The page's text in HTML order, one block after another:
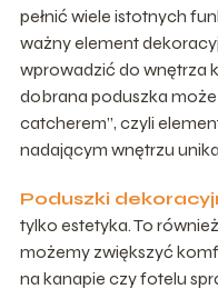
pełnić wiele istotnych
ważny element
wprowadzić do wnętrza
dobrana poduszka
catcherem”, czyli
nadającym wnętrzu
Poduszki
tylko estetyka. To
możemy zwiększyć
na kanapie czy fotelu